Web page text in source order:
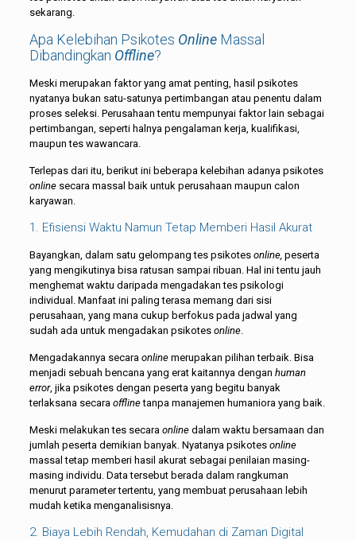
sekarang.
Apa Kelebihan Psikotes OnlineMassal
Dibandingkan Offline?
Meski merupakan faktor yang amat penting, hasil psikotes
nyatanya bukan satu-satunya pertimbangan atau penentu dalam
proses seleksi. Perusahaan tentu mempunyai faktor lain sebagai
pertimbangan, seperti halnya pengalaman kerja, kualifikasi,
maupun tes wawancara.
Terlepas dari itu, berikut ini beberapa kelebihan adanya psikotes
onlinesecara massal baik untuk perusahaan maupun calon
karyawan.
1. Efisiensi Waktu Namun Tetap Memberi Hasil Akurat
Bayangkan, dalam satu gelompang tes psikotes online, peserta
yang mengikutinya bisa ratusan sampai ribuan. Hal ini tentu jauh
menghemat waktu daripada mengadakan tes psikologi
individual. Manfaat ini paling terasa memang dari sisi
perusahaan, yang mana cukup berfokus pada jadwal yang
sudah ada untuk mengadakan psikotes online.
Mengadakannya secara onlinemerupakan pilihan terbaik. Bisa
menjadi sebuah bencana yang erat kaitannya dengan human
error, jika psikotes dengan peserta yang begitu banyak
terlaksana secara offlinetanpa manajemen humaniora yang baik.
Meski melakukan tes secara onlinedalam waktu bersamaan dan
jumlah peserta demikian banyak. Nyatanya psikotes online
massal tetap memberi hasil akurat sebagai penilaian masing-
masing individu. Data tersebut berada dalam rangkuman
menurut parameter tertentu, yang membuat perusahaan lebih
mudah ketika menganalisisnya.
2. Biaya Lebih Rendah, Kemudahan di Zaman Digital